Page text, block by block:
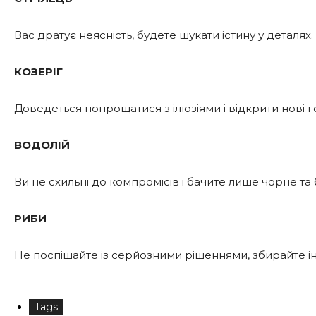
Вас дратує неясність, будете шукати істину у деталях.
КОЗЕРІГ
Доведеться попрощатися з ілюзіями і відкрити нові
ВОДОЛІЙ
Ви не схильні до компромісів і бачите лише чорне та
РИБИ
Не поспішайте із серйозними рішеннями, збирайте
Tags